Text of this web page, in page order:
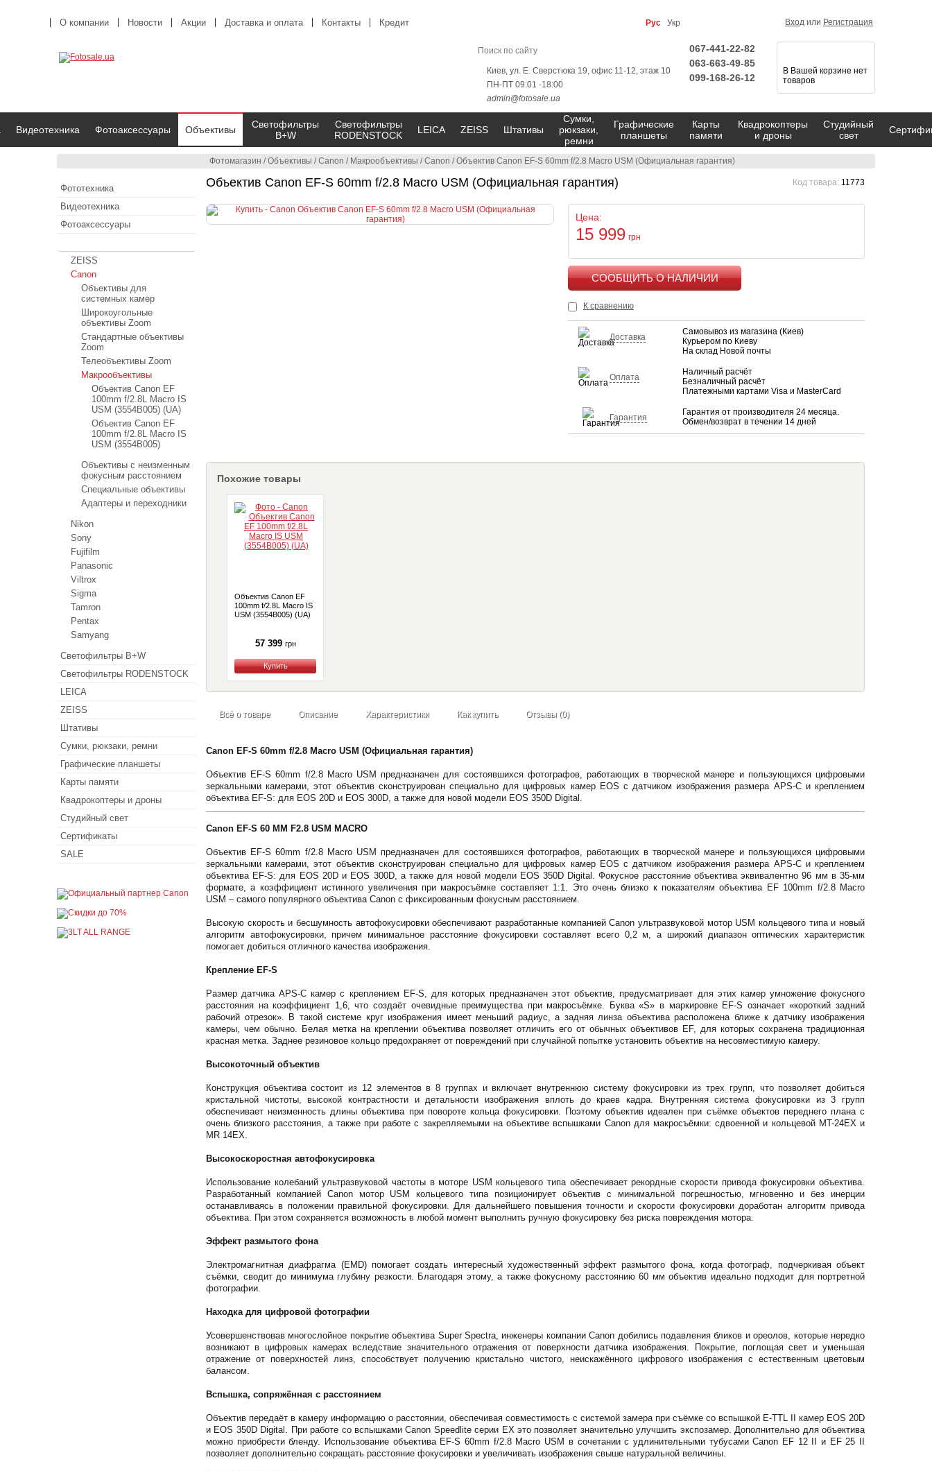
Фотомагазин /Объективы /Canon / Макрообъективы /Canon /Объектив Canon EF-S 60mm f/2.8 Macro USM (Официальная гарантия)
Объектив Canon EF-S 60mm f/2.8 Macro USM (Официальная гарантия) Код товара: 11773
Цена:
15 999 грн
К сравнению
Доставка
Самовывоз из магазина (Киев)
Курьером по Киеву
На склад Новой почты
Оплата
Наличный расчёт
Безналичный расчёт
Платежными картами Visa и MasterCard
Гарантия
Гарантия от производителя 24 месяца.
Обмен/возврат в течении 14 дней
Похожие товары
Объектив Canon EF
100mm f/2.8L Macro IS
USM (3554B005) (UA)
57 399 грн
Купить
Всё о товаре Описание Характеристики Как купить Отзывы (0)
Canon EF-S 60mm f/2.8 Macro USM (Официальная гарантия)
Объектив EF-S 60mm f/2.8 Macro USM предназначен для состоявшихся фотографов, работающих в творческой манере и пользующихся цифровыми
зеркальными камерами, этот объектив сконструирован специально для цифровых камер EOS с датчиком изображения размера APS-C и креплением
объектива EF-S: для EOS 20D и EOS 300D, а также для новой модели EOS 350D Digital.
Canon EF-S 60 MM F2.8 USM MACRO
Объектив EF-S 60mm f/2.8 Macro USM предназначен для состоявшихся фотографов, работающих в творческой манере и пользующихся цифровыми
зеркальными камерами, этот объектив сконструирован специально для цифровых камер EOS с датчиком изображения размера APS-C и креплением
объектива EF-S: для EOS 20D и EOS 300D, а также для новой модели EOS 350D Digital. Фокусное расстояние объектива эквивалентно 96 мм в 35-мм
формате, а коэффициент истинного увеличения при макросъёмке составляет 1:1. Это очень близко к показателям объектива EF 100mm f/2.8 Macro
USM – самого популярного объектива Canon с фиксированным фокусным расстоянием.
Высокую скорость и бесшумность автофокусировки обеспечивают разработанные компанией Canon ультразвуковой мотор USM кольцевого типа и новый
алгоритм автофокусировки, причем минимальное расстояние фокусировки составляет всего 0,2 м, а широкий диапазон оптических характеристик
помогает добиться отличного качества изображения.
Крепление EF-S
Размер датчика APS-C камер с креплением EF-S, для которых предназначен этот объектив, предусматривает для этих камер умножение фокусного
расстояния на коэффициент 1,6, что создаёт очевидные преимущества при макросъёмке. Буква «S» в маркировке EF-S означает «короткий задний
рабочий отрезок». В такой системе круг изображения имеет меньший радиус, а задняя линза объектива расположена ближе к датчику изображения
камеры, чем обычно. Белая метка на креплении объектива позволяет отличить его от обычных объективов EF, для которых сохранена традиционная
красная метка. Заднее резиновое кольцо предохраняет от повреждений при случайной попытке установить объектив на несовместимую камеру.
Высокоточный объектив
Конструкция объектива состоит из 12 элементов в 8 группах и включает внутреннюю систему фокусировки из трех групп, что позволяет добиться
кристальной чистоты, высокой контрастности и детальности изображения вплоть до краев кадра. Внутренняя система фокусировки из 3 групп
обеспечивает неизменность длины объектива при повороте кольца фокусировки. Поэтому объектив идеален при съёмке объектов переднего плана с
очень близкого расстояния, а также при работе с закрепляемыми на объективе вспышками Canon для макросъёмки: сдвоенной и кольцевой MT-24EX и
MR 14EX.
Высокоскоростная автофокусировка
Использование колебаний ультразвуковой частоты в моторе USM кольцевого типа обеспечивает рекордные скорости привода фокусировки объектива.
Разработанный компанией Canon мотор USM кольцевого типа позиционирует объектив с минимальной погрешностью, мгновенно и без инерции
останавливаясь в положении правильной фокусировки. Для дальнейшего повышения точности и скорости фокусировки доработан алгоритм привода
объектива. При этом сохраняется возможность в любой момент выполнить ручную фокусировку без риска повреждения мотора.
Эффект размытого фона
Электромагнитная диафрагма (EMD) помогает создать интересный художественный эффект размытого фона, когда фотограф, подчеркивая объект
съёмки, сводит до минимума глубину резкости. Благодаря этому, а также фокусному расстоянию 60 мм объектив идеально подходит для портретной
фотографии.
Находка для цифровой фотографии
Усовершенствовав многослойное покрытие объектива Super Spectra, инженеры компании Canon добились подавления бликов и ореолов, которые нередко
возникают в цифровых камерах вследствие значительного отражения от поверхности датчика изображения. Покрытие, поглощая свет и уменьшая
отражение от поверхностей линз, способствует получению кристально чистого, неискажённого цифрового изображения с естественным цветовым
балансом.
Вспышка, сопряжённая с расстоянием
Объектив передаёт в камеру информацию о расстоянии, обеспечивая совместимость с системой замера при съёмке со вспышкой E-TTL II камер EOS 20D
и EOS 350D Digital. При работе со вспышками Canon Speedlite серии EX это позволяет значительно улучшить экспозамер. Дополнительно для объектива
можно приобрести бленду. Использование объектива EF-S 60mm f/2.8 Macro USM в сочетании с удлинительными тубусами Canon EF 12 II и EF 25 II
позволяет дополнительно сокращать расстояние фокусировки и увеличивать изображения свыше натуральной величины.
О компании Новости Акции Доставка и оплата Контакты Кредит Рус Укр Вход или Регистрация
Киев, ул. Е. Сверстюка 19, офис 11-12, этаж 10
ПН-ПТ 09:01 -18:00
admin@fotosale.ua
067-441-22-82
063-663-49-85
099-168-26-12
В Вашей корзине нет
товаров
Видеотехника Фотоаксессуары Объективы
Светофильтры
B+W
Светофильтры
RODENSTOCK
LEICA ZEISS Штативы
Сумки,
рюкзаки,
ремни
Графические
планшеты
Карты
памяти
Квадрокоптеры
и дроны
Студийный
свет
Фототехника
Видеотехника
Фотоаксессуары
ZEISS
Canon
Объективы для
системных камер
Широкоугольные
объективы Zoom
Стандартные объективы
Zoom
Телеобъективы Zoom
Макрообъективы
Объектив Canon EF
100mm f/2.8L Macro IS
USM (3554B005) (UA)
Объектив Canon EF
100mm f/2.8L Macro IS
USM (3554B005)
Объективы с неизменным
фокусным расстоянием
Специальные объективы
Адаптеры и переходники
Nikon
Sony
Fujifilm
Panasonic
Viltrox
Sigma
Tamron
Pentax
Samyang
Светофильтры B+W
Светофильтры RODENSTOCK
LEICA
ZEISS
Штативы
Сумки, рюкзаки, ремни
Графические планшеты
Карты памяти
Квадрокоптеры и дроны
Студийный свет
Сертификаты
SALE